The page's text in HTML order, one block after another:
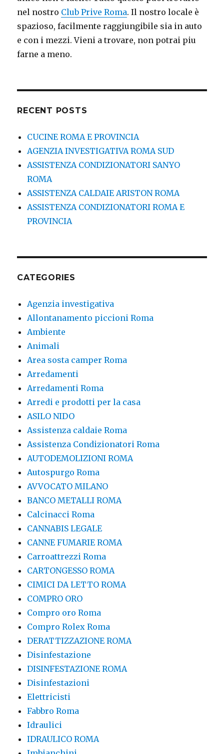
nel nostro Club Prive Roma. Il nostro locale è
spazioso, facilmente raggiungibile sia in auto
e con i mezzi. Vieni a trovare, non potrai piu
farne a meno.
RECENT POSTS
CUCINE ROMA E PROVINCIA
AGENZIA INVESTIGATIVA ROMA SUD
ASSISTENZA CONDIZIONATORI SANYO
ROMA
ASSISTENZA CALDAIE ARISTON ROMA
ASSISTENZA CONDIZIONATORI ROMA E
PROVINCIA
CATEGORIES
Agenzia investigativa
Allontanamento piccioni Roma
Ambiente
Animali
Area sosta camper Roma
Arredamenti
Arredamenti Roma
Arredi e prodotti per la casa
ASILO NIDO
Assistenza caldaie Roma
Assistenza Condizionatori Roma
AUTODEMOLIZIONI ROMA
Autospurgo Roma
AVVOCATO MILANO
BANCO METALLI ROMA
Calcinacci Roma
CANNABIS LEGALE
CANNE FUMARIE ROMA
Carroattrezzi Roma
CARTONGESSO ROMA
CIMICI DA LETTO ROMA
COMPRO ORO
Compro oro Roma
Compro Rolex Roma
DERATTIZZAZIONE ROMA
Disinfestazione
DISINFESTAZIONE ROMA
Disinfestazioni
Elettricisti
Fabbro Roma
Idraulici
IDRAULICO ROMA